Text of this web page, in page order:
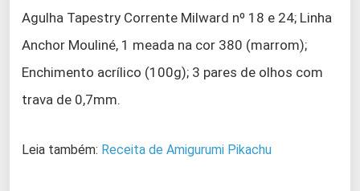
Agulha Tapestry Corrente Milward nº 18 e 24; Linha
Anchor Mouliné, 1 meada na cor 380 (marrom);
Enchimento acrílico (100g); 3 pares de olhos com
trava de 0,7mm.
Leia também: Receita de Amigurumi Pikachu